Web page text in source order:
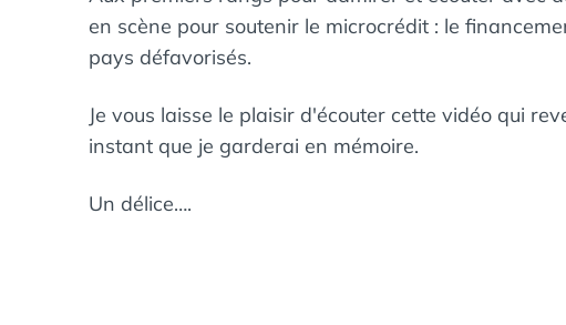
en scène pour soutenir le microcrédit : le
pays défavorisés.
Je vous laisse le plaisir d'écouter cette vidéo qui
instant que je garderai en mémoire.
Un délice….